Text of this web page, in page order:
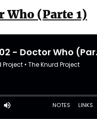
Who (Parte 1)